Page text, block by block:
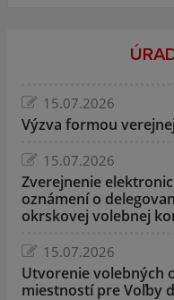
15.07.2026
Výzva formou
15.07.2026
Zverejnenie
oznámení o
okrskovej volebnej
15.07.2026
Utvorenie volebných
miestností pre Voľby